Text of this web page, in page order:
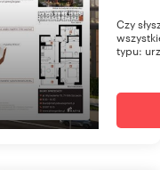
Czy
typu: